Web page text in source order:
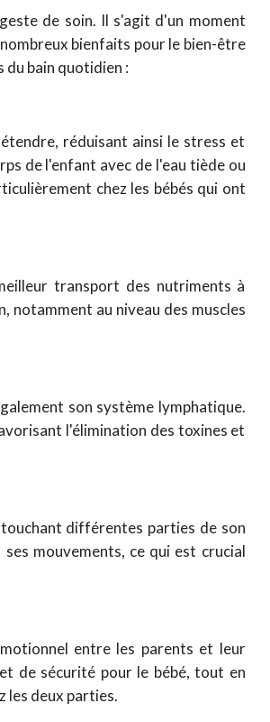
de soin. Il s'agit d'un moment
bienfaits pour le bien-être
bain quotidien :
réduisant ainsi le stress et
de l'enfant avec de l'eau tiède ou
chez les bébés qui ont
transport des nutriments à
notamment au niveau des muscles
son système lymphatique.
l'élimination des toxines et
touchant différentes parties de son
mouvements, ce qui est crucial
entre les parents et leur
de sécurité pour le bébé, tout en
les deux parties.